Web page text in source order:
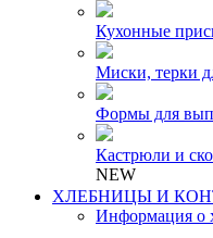
Кухонные
Миски, терки
Формы для
Кастрюли и
NEW
ХЛЕБНИЦЫ И
Информация о